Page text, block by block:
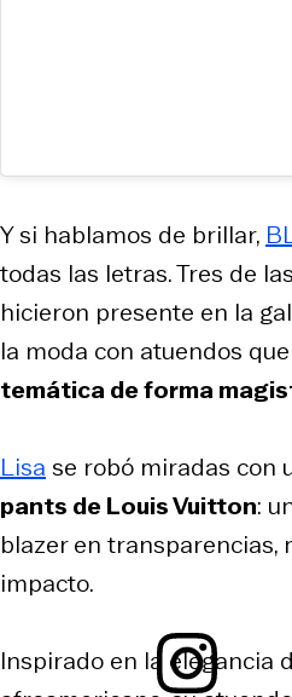
Y si hablamos de brillar,
todas las letras. Tres de
hicieron presente en la
la moda con atuendos que
temática de forma
Lisa se robó miradas con
pants de Louis Vuitton:
blazer en transparencias,
impacto.
Inspirado en la elegancia